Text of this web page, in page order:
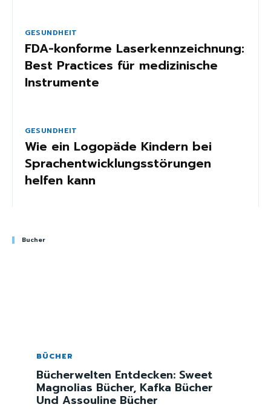
GESUNDHEIT
FDA-konforme Laserkennzeichnung:
Best Practices für medizinische
Instrumente
GESUNDHEIT
Wie ein Logopäde Kindern bei
Sprachentwicklungsstörungen
helfen kann
Bucher
BÜCHER
Bücherwelten Entdecken: Sweet
Magnolias Bücher, Kafka Bücher
Und Assouline Bücher